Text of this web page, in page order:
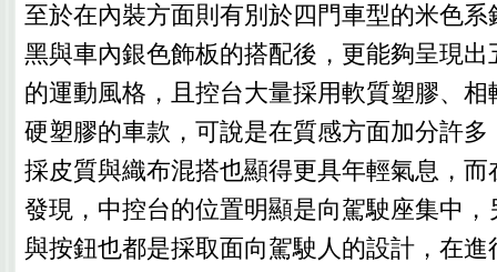
至於在內裝方面則有別於四門車型的米色
黑與車內銀色飾板的搭配後，更能夠呈現
的運動風格，且控台大量採用軟質塑膠、
硬塑膠的車款，可說是在質感方面加分許
採皮質與織布混搭也顯得更具年輕氣息，
發現，中控台的位置明顯是向駕駛座集中
與按鈕也都是採取面向駕駛人的設計，在